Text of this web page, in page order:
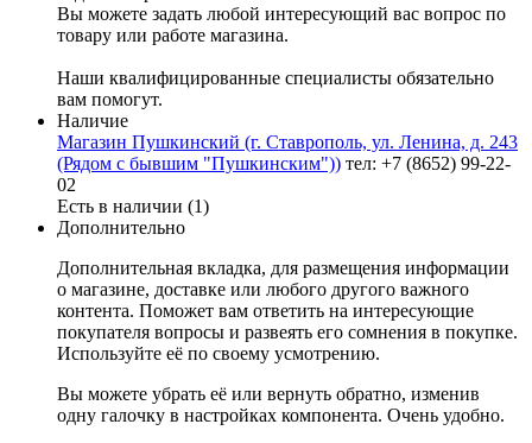
Вы можете задать любой интересующий вас вопрос по
товару или работе магазина.
Наши квалифицированные специалисты обязательно
вам помогут.
Наличие
Магазин Пушкинский (г. Ставрополь, ул. Ленина, д. 243
(Рядом с бывшим "Пушкинским")) тел: +7 (8652) 99-22-
02
Есть в наличии (1)
Дополнительно
Дополнительная вкладка, для размещения информации
о магазине, доставке или любого другого важного
контента. Поможет вам ответить на интересующие
покупателя вопросы и развеять его сомнения в покупке.
Используйте её по своему усмотрению.
Вы можете убрать её или вернуть обратно, изменив
одну галочку в настройках компонента. Очень удобно.